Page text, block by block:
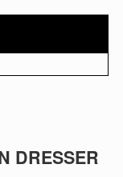
DRESSER